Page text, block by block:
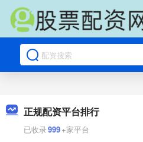
正规配资平台排行
已收录999+家平台